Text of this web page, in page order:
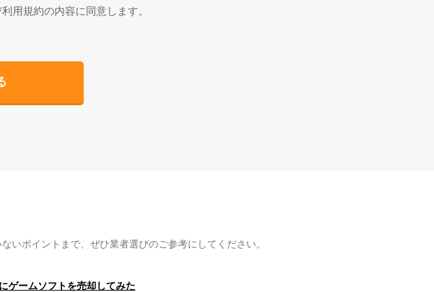
用規約の内容に同意します。
いポイントまで、ぜひ業者選びのご参考にしてください。
ゲームソフトを売却してみた